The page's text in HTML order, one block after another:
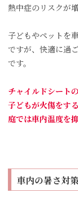
熱中症のリスクが
子どもやペットを
ですが、快適に過
です。
チャイルドシート
子どもが火傷をす
庭では車内温度を
車内の暑さ対